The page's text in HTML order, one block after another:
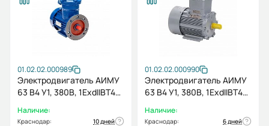
01.02.02.000989
Электродвигатель АИМУ
63 В4 У1, 380В, 1ExdIIBT4
Наличие:
Краснодар:
10 дней
01.02.02.000990
Электродвигатель АИМУ
63 В4 У1, 380В, 1ExdIIBT4
Наличие:
Краснодар:
6 дней